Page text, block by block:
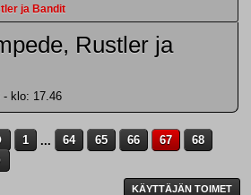
ja Bandit
Rustler ja
- klo: 17.46
1 ... 64 65 66 67
68
KÄYTTÄJÄN TOIMET